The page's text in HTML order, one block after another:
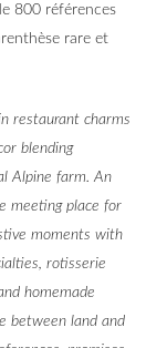
800 références
rare et
restaurant charms
blending
Alpine farm. An
meeting place for
moments with
rotisserie
homemade
between land and